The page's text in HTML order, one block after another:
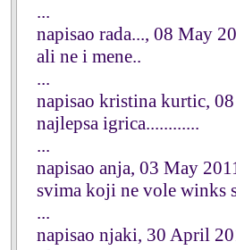
...
napisao rada..., 08 May
ali ne i mene..
...
napisao kristina kurtic,
najlepsa igrica............
...
napisao anja, 03 May
svima koji ne vole winks
...
napisao njaki, 30 April